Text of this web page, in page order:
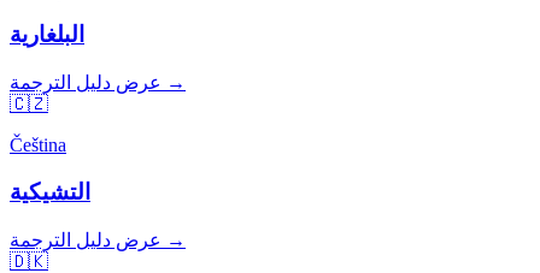
البلغارية
عرض دليل الترجمة →
🇨🇿
Čeština
التشيكية
عرض دليل الترجمة →
🇩🇰